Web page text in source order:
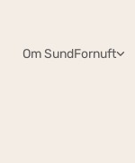
Om SundFornuft